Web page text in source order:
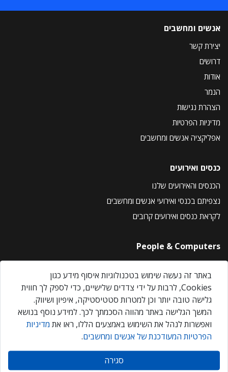
אנשים ומחשבים
יצירת קשר
דרושים
אודות
הנמר
הצהרת נגישות
מדיניות הפרטיות
אפליקציה אנשים ומחשבים
כנסים ואירועים
הכנסים והאירועים שלנו
נצפיתם בכנסי ואירועי אנשים ומחשבים
לקראת כנסים ואירועים קרובים
People & Computers
About Us
Privacy Policy
Contact Us
Our Events
אנשים ומחשבים © 2026 – כל הזכויות שמורות
באתר זה נעשה שימוש בטכנולוגיות איסוף מידע כגון
Cookies, לרבות על ידי צדדים שלישיים, כדי לספק לך חווית
גלישה טובה יותר וכן למטרות סטטיסטיקה, איפיון ושיווק.
המשך הגלישה באתר מהווה הסכמתך לכך. למידע נוסף בנושא
ואפשרות לנהל את השימוש באמצעים הללו, ראו את מדיניות
הפרטיות המעודכנת של אנשים ומחשבים.
סגירה